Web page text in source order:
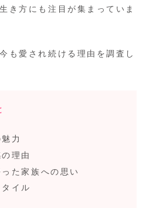
き方にも注目が集まっていま
も愛され続ける理由を調査し
力
理由
た家族への思い
イル